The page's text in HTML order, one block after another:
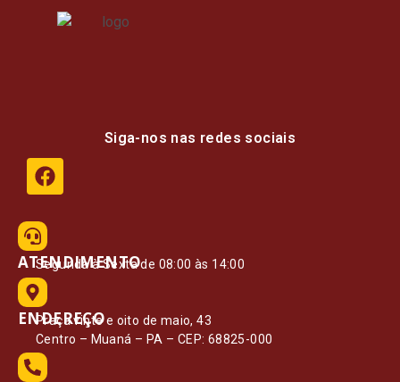
Siga-nos nas redes sociais
ATENDIMENTO
Segunda à Sexta de 08:00 às 14:00
ENDEREÇO
Praça vinte e oito de maio, 43
Centro – Muaná – PA – CEP: 68825-000